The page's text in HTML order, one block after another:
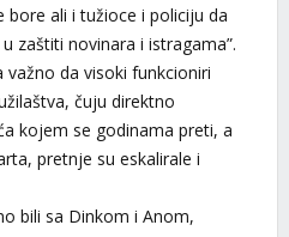
bore ali i tužioce i policiju da
zaštiti novinara i istragama”.
da visoki funkcioniri
čuju direktno
kojem se godinama preti, a
pretnje su eskalirale i
bili sa Dinkom i Anom,